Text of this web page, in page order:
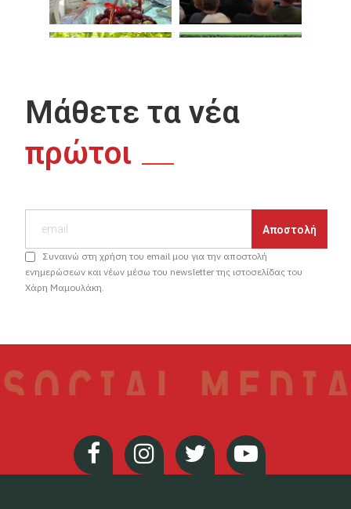
Μάθετε τα νέα
πρώτοι
Συναινώ στη χρήση του email μου για την αποστολή
ενημερώσεων και νέων μέσω του newsletter της ιστοσελίδας του
Χάρη Μαμουλάκη.